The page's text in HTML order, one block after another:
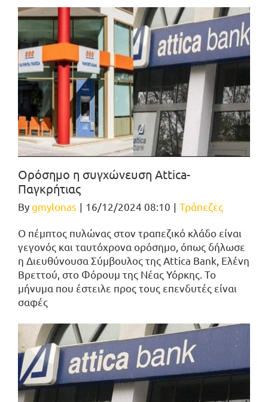
Ορόσημο η συγχώνευση Attica-
Παγκρήτιας
Bygmylonas | 16/12/2024 08:10 | Τράπεζες
Ο πέμπτος πυλώνας στον τραπεζικό κλάδο είναι
γεγονός και ταυτόχρονα ορόσημο, όπως δήλωσε
η Διευθύνουσα Σύμβουλος της Attica Bank, Ελένη
Βρεττού, στο Φόρουμ της Νέας Υόρκης. Το
μήνυμα που έστειλε προς τους επενδυτές είναι
σαφές